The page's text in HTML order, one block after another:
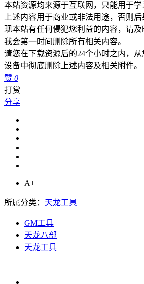
本站资源均来源于互联网，只能用于
上述内容用于商业或非法用途，否则
现本站有任何侵犯您利益的内容，请及
我会第一时间删除所有相关内容。
请您在下载资源后的24个小时之内，
设备中彻底删除上述内容及相关附件。
赞 0
打赏
分享
A+
所属分类： 天龙工具
GM工具
天龙八部
天龙工具